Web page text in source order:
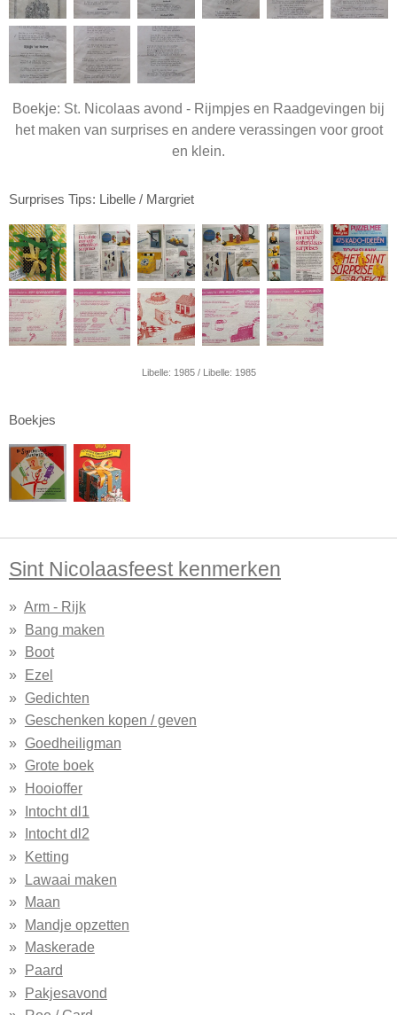
Boekje: St. Nicolaas avond - Rijmpjes en Raadgevingen bij
het maken van surprises en andere verassingen voor groot
en klein.
Surprises Tips: Libelle / Margriet
Libelle: 1985 / Libelle: 1985
Boekjes
Sint Nicolaasfeest kenmerken
Arm - Rijk
Bang maken
Boot
Ezel
Gedichten
Geschenken kopen / geven
Goedheiligman
Grote boek
Hooioffer
Intocht dl1
Intocht dl2
Ketting
Lawaai maken
Maan
Mandje opzetten
Maskerade
Paard
Pakjesavond